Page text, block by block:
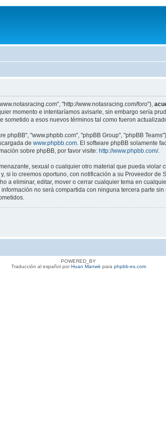
"http://www.notasracing.com/foro"),
momento e intentaríamos avisarle, sin embargo sería
sometido a esos nuevos términos tal como fueron
phpBB", "www.phpbb.com", "phpBB Group", "phpBB
de www.phpbb.com . El software phpBB solamente
sobre phpBB, por favor visite: http://www.phpbb.com/.
sexual o cualquier otro material que pueda
lo creemos oportuno, con notificación a su Proveedor
a eliminar, editar, mover o cerrar cualquier tema en
no será compartida con ninguna tercera parte
POWERED_BY
Traducción al español porHuan Manwë para phpbb-es.com